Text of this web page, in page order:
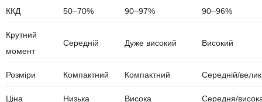
ККД 50–70% 90–97% 90–96%
Крутний
момент
Середній Дуже високий Високий
Розміри Компактний Компактний Середній/
Ціна Низька Висока Середня/